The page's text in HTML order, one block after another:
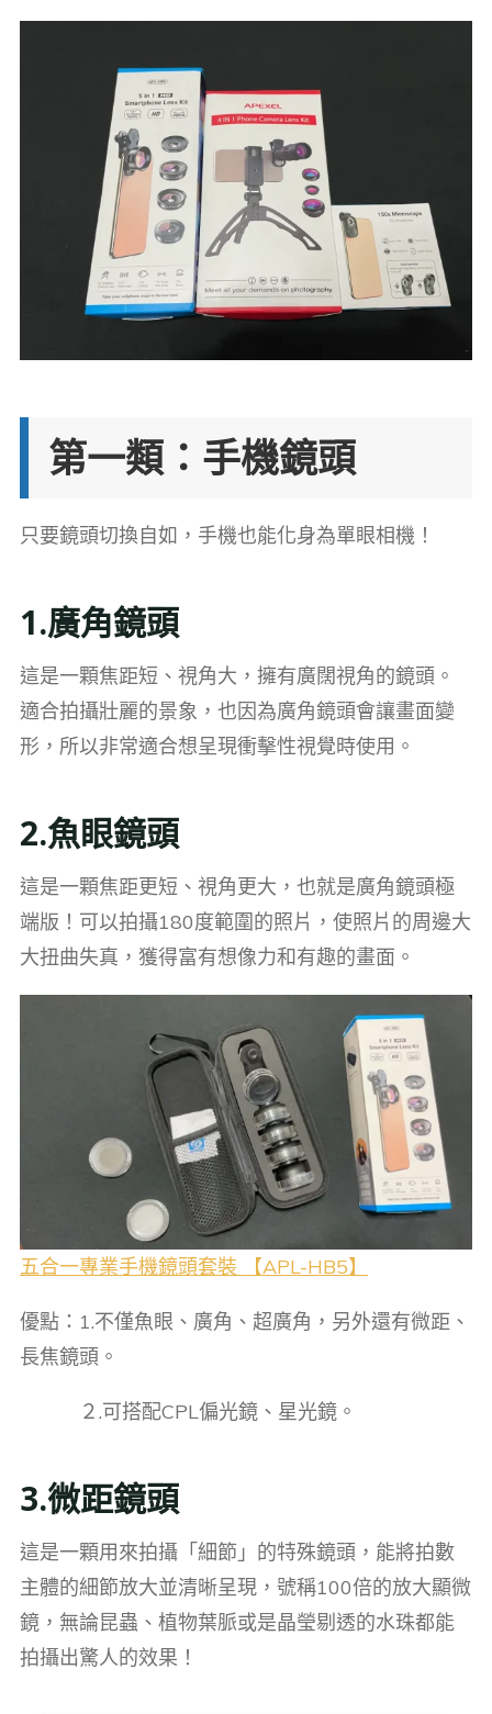
第一類：手機鏡頭
只要鏡頭切換自如，手機也能化身為單眼相機！
1.廣角鏡頭
這是一顆焦距短、視角大，擁有廣闊視角的鏡頭。
適合拍攝壯麗的景象，也因為廣角鏡頭會讓畫面變
形，所以非常適合想呈現衝擊性視覺時使用。
2.魚眼鏡頭
這是一顆焦距更短、視角更大，也就是廣角鏡頭極
端版！可以拍攝180度範圍的照片，使照片的周邊大
大扭曲失真，獲得富有想像力和有趣的畫面。
五合一專業手機鏡頭套裝 【APL-HB5】
優點：1.不僅魚眼、廣角、超廣角，另外還有微距、
長焦鏡頭。
２.可搭配CPL偏光鏡、星光鏡。
3.微距鏡頭
這是一顆用來拍攝「細節」的特殊鏡頭，能將拍數
主體的細節放大並清晰呈現，號稱100倍的放大顯微
鏡，無論昆蟲、植物葉脈或是晶瑩剔透的水珠都能
拍攝出驚人的效果！